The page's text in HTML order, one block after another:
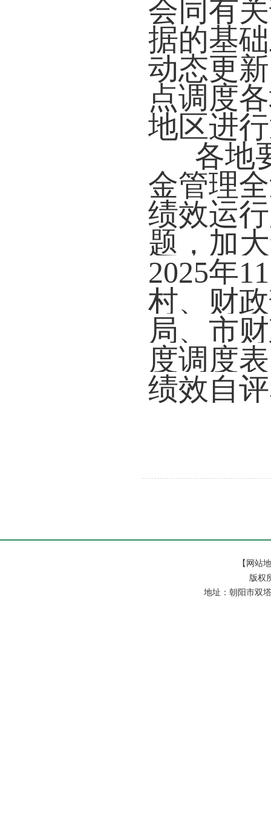
会同有
据的基
动态更
点调度
地区进
各地
金管理
绩效运
题， 加
2025年
村、财
局、市
度调度
绩效自
【网站
版权
地址：朝阳市双